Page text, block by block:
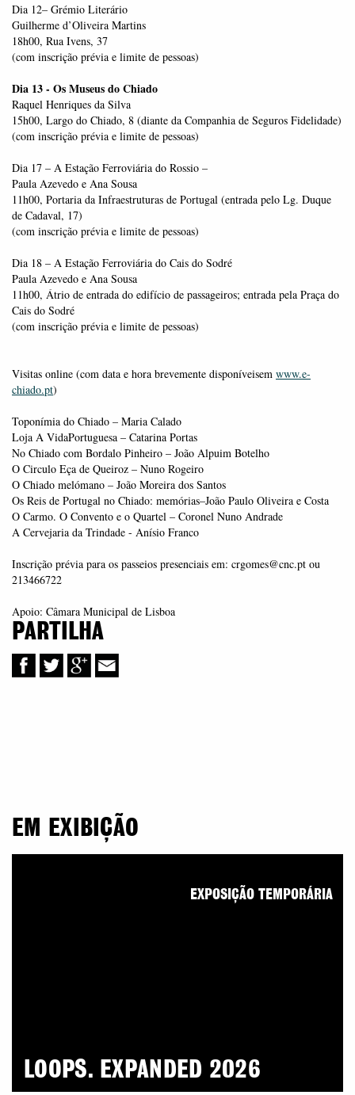
Dia 12– Grémio Literário
Guilherme d’Oliveira Martins
18h00, Rua Ivens, 37
(com inscrição prévia e limite de pessoas)
Dia 13 - Os Museus do Chiado
Raquel Henriques da Silva
15h00, Largo do Chiado, 8 (diante da Companhia de Seguros Fidelidade)
(com inscrição prévia e limite de pessoas)
Dia 17 – A Estação Ferroviária do Rossio –
Paula Azevedo e Ana Sousa
11h00, Portaria da Infraestruturas de Portugal (entrada pelo Lg. Duque
de Cadaval, 17)
(com inscrição prévia e limite de pessoas)
Dia 18 – A Estação Ferroviária do Cais do Sodré
Paula Azevedo e Ana Sousa
11h00, Átrio de entrada do edifício de passageiros; entrada pela Praça do
Cais do Sodré
(com inscrição prévia e limite de pessoas)
Visitas online (com data e hora brevemente disponíveisem www.e-
chiado.pt)
Toponímia do Chiado – Maria Calado
Loja A VidaPortuguesa – Catarina Portas
No Chiado com Bordalo Pinheiro – João Alpuim Botelho
O Circulo Eça de Queiroz – Nuno Rogeiro
O Chiado melómano – João Moreira dos Santos
Os Reis de Portugal no Chiado: memórias–João Paulo Oliveira e Costa
O Carmo. O Convento e o Quartel – Coronel Nuno Andrade
A Cervejaria da Trindade - Anísio Franco
Inscrição prévia para os passeios presenciais em: crgomes@cnc.pt ou
213466722
Apoio: Câmara Municipal de Lisboa
PARTILHA
EM EXIBIÇÃO
LOOPS. EXPANDED 2026
EXPOSIÇÃO TEMPORÁRIA